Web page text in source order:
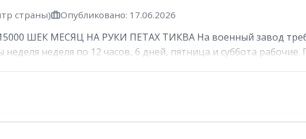
страны) Опубликовано: 17.06.2026
ШЕК МЕСЯЦ НА РУКИ ПЕТАХ ТИКВА На военный завод
неделя неделя по 12 часов, 6 дней, пятница и суббота рабочие.